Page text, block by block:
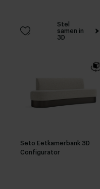
Stel
samen in
3D
Seto Eetkamerbank 3D
Configurator